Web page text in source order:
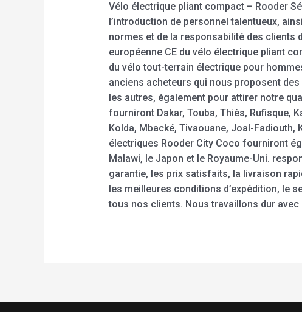
Vélo électrique pliant compact – Rooder
l’introduction de personnel talentueux,
normes et de la responsabilité des clients
européenne CE du vélo électrique pliant
du vélo tout-terrain électrique pour
anciens acheteurs qui nous proposent
les autres, également pour attirer notre
fourniront Dakar, Touba, Thiès, Rufisque,
Kolda, Mbacké, Tivaouane, Joal-
électriques Rooder City Coco fourniront
Malawi, le Japon et le Royaume-Uni.
garantie, les prix satisfaits, la livraison
les meilleures conditions d’expédition, le
tous nos clients. Nous travaillons dur